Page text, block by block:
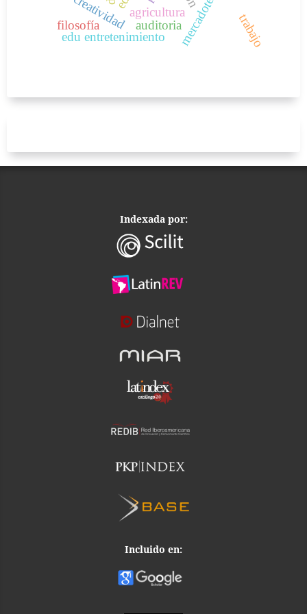
creatividad
edu entretenimiento
agricultura
auditoria trabajo
filosofía
Indexada por:
Incluido en: